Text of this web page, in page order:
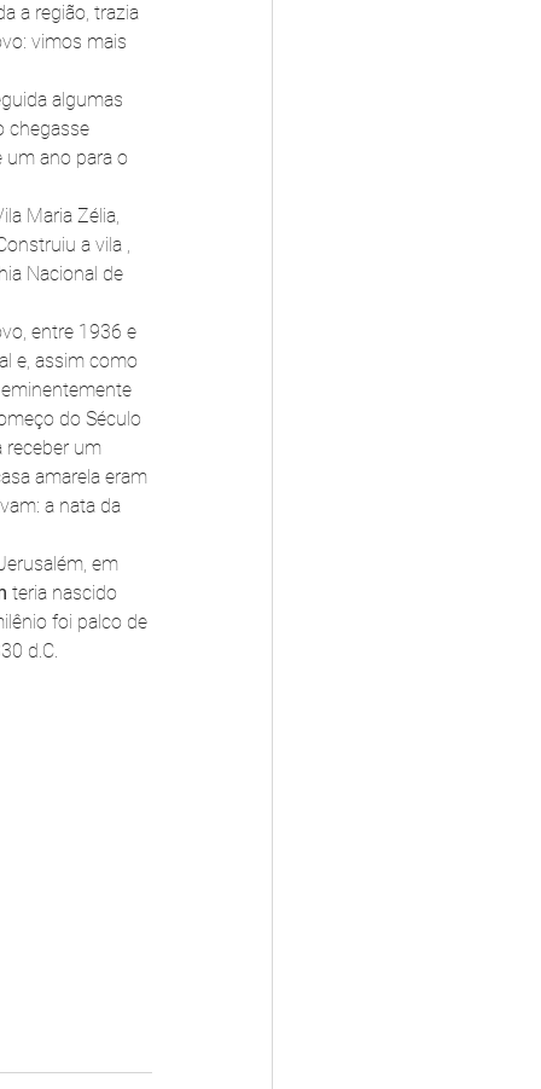
a região, trazia
vimos mais
algumas
chegasse
um ano para o
Maria Zélia,
a vila ,
Nacional de
entre 1936 e
e, assim como
do Século
receber um
amarela eram
a nata da
em
teria nascido
foi palco de
d.C.